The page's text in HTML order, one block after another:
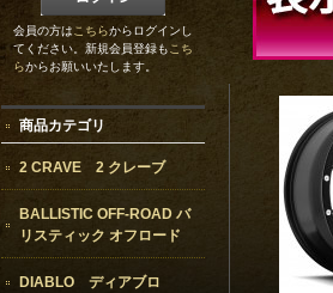
会員の方はこちらからログインし
てください。新規会員登録もこち
らからお願いいたします。
商品カテゴリ
2 CRAVE 2 クレーブ
BALLISTIC OFF-ROAD バ
リスティック オフロード
DIABLO ディアブロ